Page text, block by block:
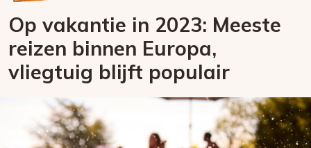
Op vakantie in 2023: Meeste
reizen binnen Europa,
vliegtuig blijft populair